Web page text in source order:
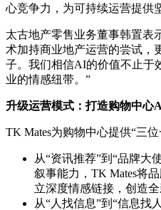
心竞争力，为可持续运营提供
太古地产零售业务董事韩置表
术加持商业地产运营的尝试，
子。我们相信AI的价值不止于
业的情感纽带。”
升级运营模式：打造购物中心
TK Mates为购物中心提供“三
从“资讯推荐”到“品牌大
叙事能力，TK Mates将
立深度情感链接，创造全
从“人找信息”到“信息找